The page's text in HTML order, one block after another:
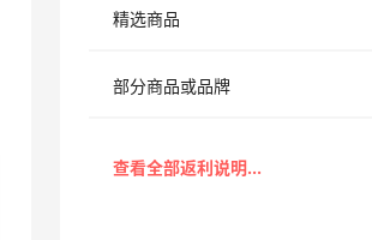
精选商品
部分商品或品牌